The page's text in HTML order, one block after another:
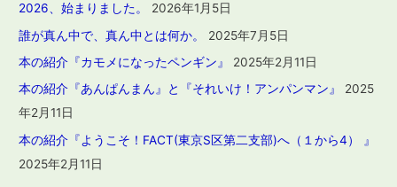
2026、始まりました。
2026年1月5日
誰が真ん中で、真ん中とは何か。
2025年7月5日
本の紹介『カモメになったペンギン』
2025年2月11日
本の紹介『あんぱんまん』と『それいけ！アンパンマン』
2025
年2月11日
本の紹介『ようこそ！FACT(東京S区第二支部)へ（１から4） 』
2025年2月11日